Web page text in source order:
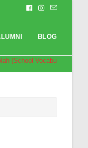
BLOG
(School Vocabulary